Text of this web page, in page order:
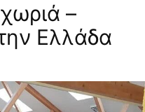
–
Ελλάδα